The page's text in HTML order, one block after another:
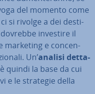
del momento come
si rivolge a dei de­sti­
investire il
marketing e con­cen­
Un’analisi det­ta­
è quindi la base da cui
e le strategie della